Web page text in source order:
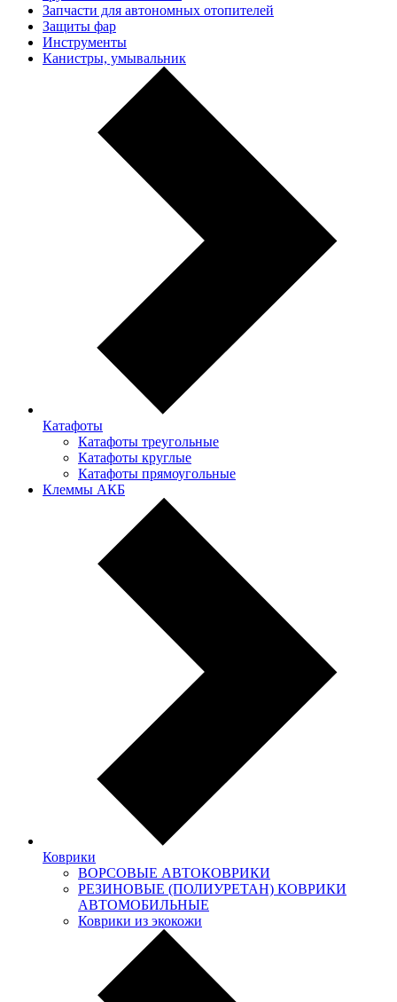
Запчасти для автономных отопителей
Защиты фар
Инструменты
Канистры, умывальник
Катафоты
Катафоты треугольные
Катафоты круглые
Катафоты прямоугольные
Клеммы АКБ
Коврики
ВОРСОВЫЕ АВТОКОВРИКИ
РЕЗИНОВЫЕ (ПОЛИУРЕТАН) КОВРИКИ
АВТОМОБИЛЬНЫЕ
Коврики из экокожи